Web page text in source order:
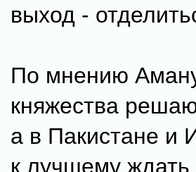
выход -
По мнению
княжества
а в Пакистане и
к лучшему ждать